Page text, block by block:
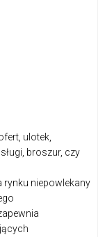
ulotek,
broszur, czy
rynku niepowlekany